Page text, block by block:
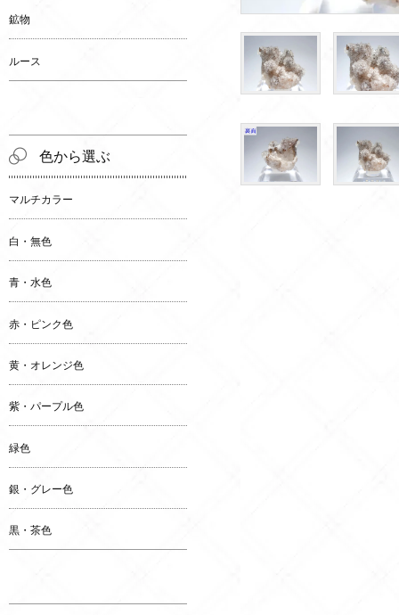
鉱物
ルース
色から選ぶ
マルチカラー
白・無色
青・水色
赤・ピンク色
黄・オレンジ色
紫・パープル色
緑色
銀・グレー色
黒・茶色